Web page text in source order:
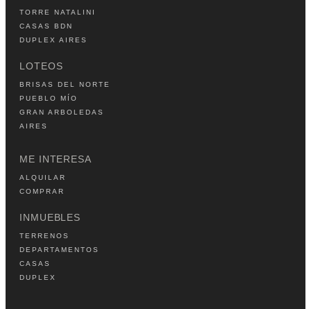
ME INTERESA
ALQUILAR
COMPRAR
INMUEBLES
TERRENOS
DEPARTAMENTOS
CASAS
DUPLEX
TORRE NATALINI
CASAS BDN
DUPLEX AIRES
LOTEOS
BRISAS DEL NORTE
PUEBLO MÍO
GRAN ARBOLEDAS
AIRES